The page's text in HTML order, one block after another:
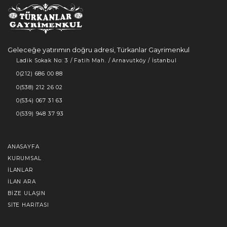
Geleceğe yatırımın doğru adresi, Türkanlar Gayrimenkul
Ladik Sokak No: 3 / Fatih Mah. / Arnavutköy / İstanbul
0(212) 686 00 88
0(538) 212 26 02
0(534) 067 31 63
0(539) 948 37 93
ANASAYFA
KURUMSAL
İLANLAR
İLAN ARA
BIZE ULAŞIN
SITE HARITASI